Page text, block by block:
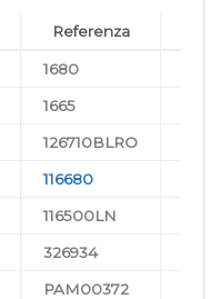
Referenza
1680
1665
126710BLRO
116680
116500LN
326934
PAM00372